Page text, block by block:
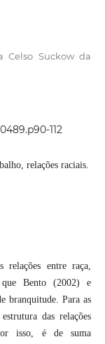
Celso Suckow da
112
relações raciais.
relações entre raça,
Bento (2002) e
branquitude. Para as
das relações
isso, é de suma